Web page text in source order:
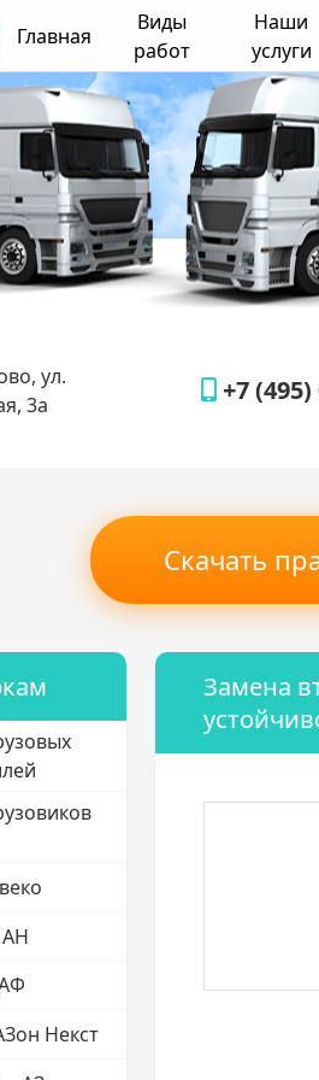
Главная
Виды
работ
Наши
услуги
ул.
3а
+7 (495)
Скачать
Некст
Замена